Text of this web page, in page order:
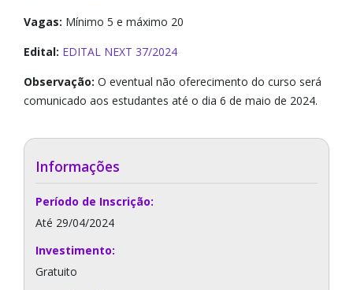
Vagas: Mínimo 5 e máximo 20
Edital: EDITAL NEXT 37/2024
Observação: O eventual não oferecimento do curso será
comunicado aos estudantes até o dia 6 de maio de 2024.
Informações
Período de Inscrição:
Até 29/04/2024
Investimento:
Gratuito